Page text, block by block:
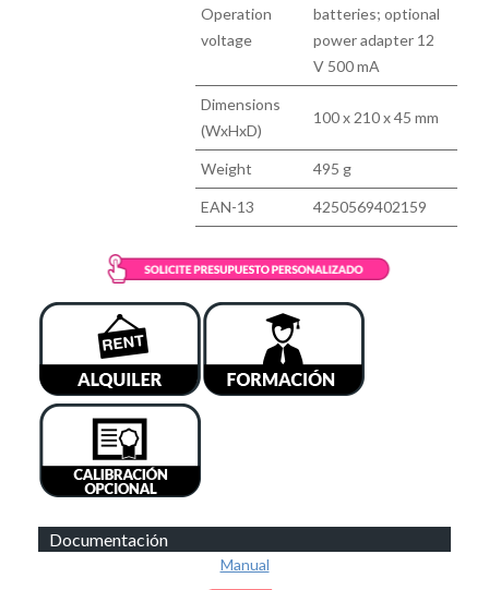
Operation
voltage
batteries; optional
power adapter 12
V 500 mA
Dimensions
(WxHxD)
100 x 210 x 45 mm
Weight 495 g
EAN-13 4250569402159
Documentación
Manual